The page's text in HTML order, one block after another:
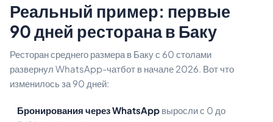
Реальный пример: первые
90 дней ресторана в Баку
Ресторан среднего размера в Баку с 60 столами
развернул WhatsApp-чатбот в начале 2026. Вот что
изменилось за 90 дней:
Бронирования через WhatsApp выросли с 0 до